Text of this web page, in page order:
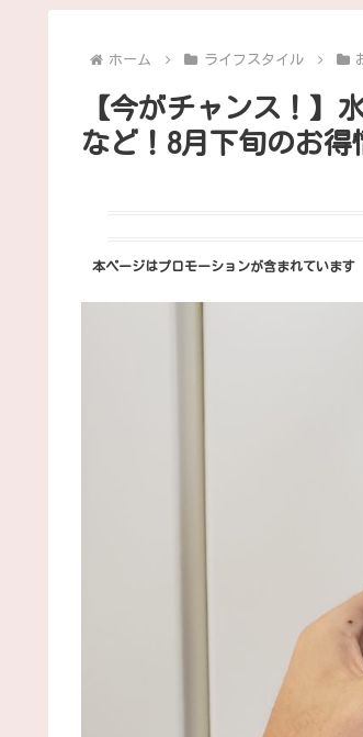
ホーム ライフスタイル
【今がチャンス！】
など！8月下旬のお得
本ページはプロモーションが含まれています